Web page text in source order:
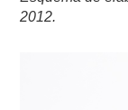
2012.